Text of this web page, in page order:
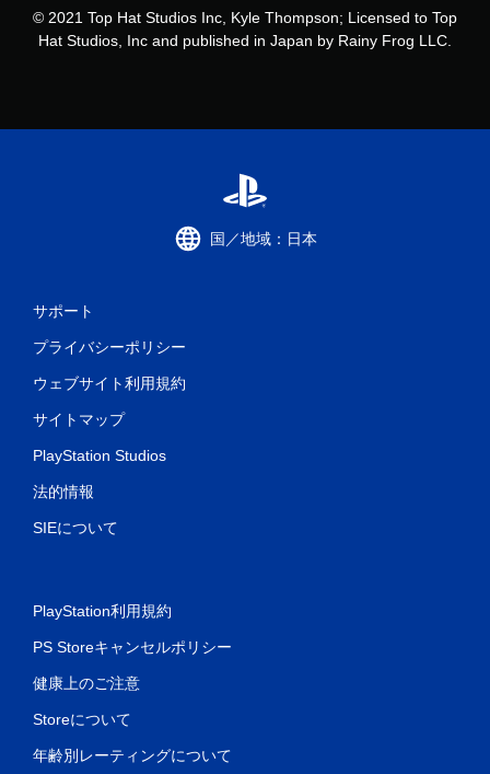
© 2021 Top Hat Studios Inc, Kyle Thompson; Licensed to Top
Hat Studios, Inc and published in Japan by Rainy Frog LLC.
国／地域：日本
サポート
プライバシーポリシー
ウェブサイト利用規約
サイトマップ
PlayStation Studios
法的情報
SIEについて
PlayStation利用規約
PS Storeキャンセルポリシー
健康上のご注意
Storeについて
年齢別レーティングについて